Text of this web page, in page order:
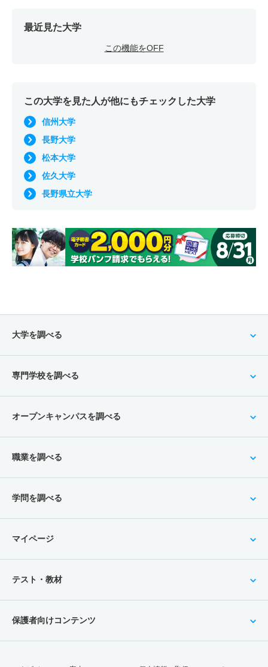
最近見た大学
この機能をOFF
この大学を見た人が他にもチェックした大学
信州大学
長野大学
松本大学
佐久大学
長野県立大学
大学を調べる
専門学校を調べる
オープンキャンパスを調べる
職業を調べる
学問を調べる
マイページ
テスト・教材
保護者向けコンテンツ